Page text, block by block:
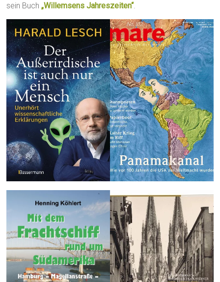
sein Buch„Willemsens Jahreszeiten“.